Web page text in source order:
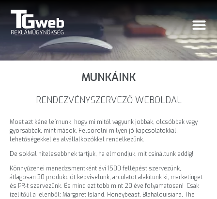
MUNKÁINK
RENDEZVÉNYSZERVEZŐ WEBOLDAL
Most azt kéne leírnunk, hogy mi mitől vagyunk jobbak, olcsóbbak vagy
gyorsabbak, mint mások. Felsorolni milyen jó kapcsolatokkal,
lehetőségekkel és alvállalkozókkal rendelkezünk.
De sokkal hitelesebbnek tartjuk, ha elmondjuk, mit csináltunk eddig!
Könnyűzenei menedzsmentként évi 1500 fellépést szervezünk,
átlagosan 30 produkciót képviselünk, arculatot alakítunk ki, marketinget
és PR-t szervezünk. És mind ezt több mint 20 éve folyamatosan! Csak
ízelítőül a jelenből: Margaret Island, Honeybeast, Blahalouisiana, The